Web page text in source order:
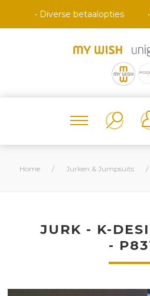
• Diverse betaalopties
Home / Jurken & Jumpsuits /
JURK - K-
-